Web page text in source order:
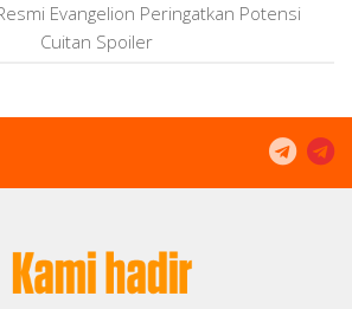
Evangelion Peringatkan Potensi
Cuitan Spoiler